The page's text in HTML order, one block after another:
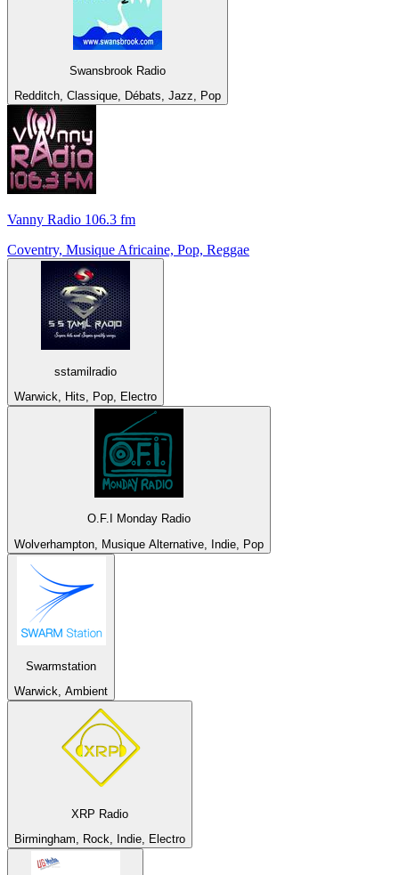
Swansbrook Radio
Redditch, Classique, Débats, Jazz, Pop
Vanny Radio 106.3 fm
Coventry, Musique Africaine, Pop, Reggae
sstamilradio
Warwick, Hits, Pop, Electro
O.F.I Monday Radio
Wolverhampton, Musique Alternative, Indie, Pop
Swarmstation
Warwick, Ambient
XRP Radio
Birmingham, Rock, Indie, Electro